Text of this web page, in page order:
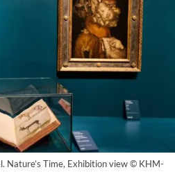
Nature’s Time, Exhibition view © KHM-